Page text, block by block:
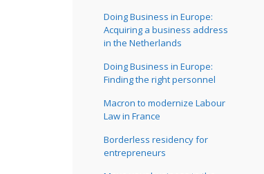
Doing Business in Europe:
Acquiring a business address
in the Netherlands
Doing Business in Europe:
Finding the right personnel
Macron to modernize Labour
Law in France
Borderless residency for
entrepreneurs